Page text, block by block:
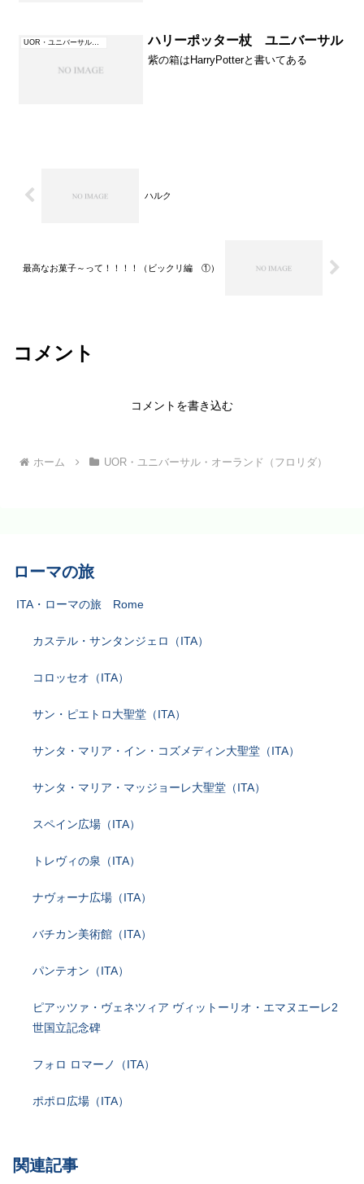
ハリーポッター杖 ユニバーサル
紫の箱はHarryPotterと書いてある
ハルク
最高なお菓子～って！！！！（ビックリ編 ①）
コメント
コメントを書き込む
ホーム UOR・ユニバーサル・オーランド（フロリダ）
ローマの旅
ITA・ローマの旅 Rome
カステル・サンタンジェロ（ITA）
コロッセオ（ITA）
サン・ピエトロ大聖堂（ITA）
サンタ・マリア・イン・コズメディン大聖堂（ITA）
サンタ・マリア・マッジョーレ大聖堂（ITA）
スペイン広場（ITA）
トレヴィの泉（ITA）
ナヴォーナ広場（ITA）
バチカン美術館（ITA）
パンテオン（ITA）
ピアッツァ・ヴェネツィア ヴィットーリオ・エマヌエーレ2
世国立記念碑
フォロ ロマーノ（ITA）
ポポロ広場（ITA）
関連記事